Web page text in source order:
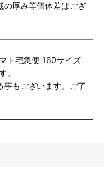
の厚み等個体差はござ
ト宅急便 160サイズ
。
もございます。ご了